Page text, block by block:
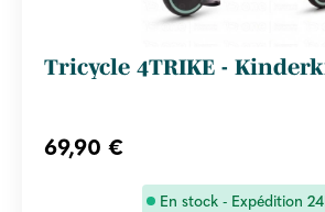
Tricycle 4TRIKE -
69,90 €
En stock - Expédition